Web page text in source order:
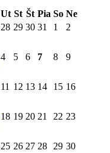
Ut St Št Pia So Ne
28 29 30 31 1
2
4 5 6 7 8 9
11 12 13 14 15 16
18 19 20 21 22 23
25 26 27 28 29 30